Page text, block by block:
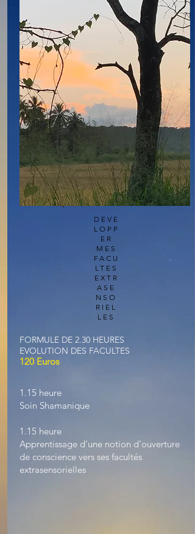
DEVE
LOPP
ER
MES
FACU
LTES
EXTR
ASE
NSO
RIEL
LES
FORMULE DE 2.30 HEURES
EVOLUTION DES FACULTES
120 Euros
1.15 heure
Soin Shamanique
1.15 heure
Apprentissage d’une notion d’ouverture
de conscience vers ses facultés
extrasensorielles